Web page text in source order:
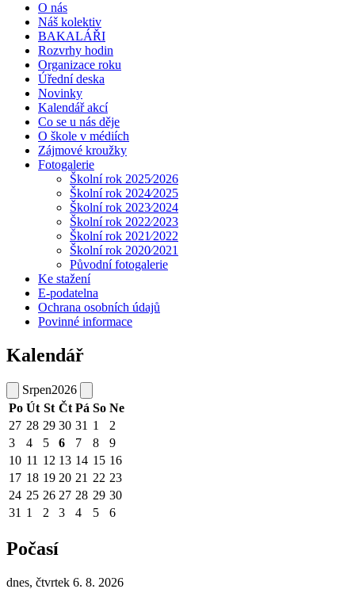
O nás
Náš kolektiv
BAKALÁŘI
Rozvrhy hodin
Organizace roku
Úřední deska
Novinky
Kalendář akcí
Co se u nás děje
O škole v médiích
Zájmové kroužky
Fotogalerie
Školní rok 2025⁄2026
Školní rok 2024⁄2025
Školní rok 2023⁄2024
Školní rok 2022⁄2023
Školní rok 2021⁄2022
Školní rok 2020⁄2021
Původní fotogalerie
Ke stažení
E-podatelna
Ochrana osobních údajů
Povinné informace
Kalendář
Srpen2026
Po Út St Čt Pá So Ne
27 28 29 30 31 1
2
3
4 5 6 7 8
9
10 11 12 13 14 15 16
17 18 19 20 21 22 23
24 25 26 27 28 29 30
31 1 2 3 4 5 6
Počasí
dnes, čtvrtek 6. 8. 2026